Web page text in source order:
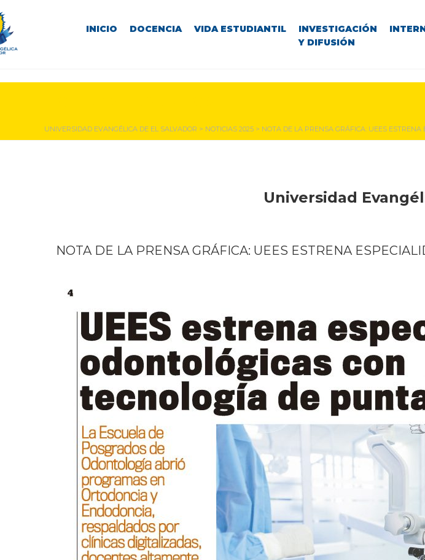
INICIO DOCENCIA VIDA ESTUDIANTIL
INVESTIGACIÓN
Y DIFUSIÓN
UNIVERSIDAD EVANGÉLICA DE EL SALVADOR > NOTICIAS 2025 > NOTA DE LA PRENSA GRÁFICA: UEES ESTRENA
Universidad
NOTA DE LA PRENSA GRÁFICA: UEES ESTRENA